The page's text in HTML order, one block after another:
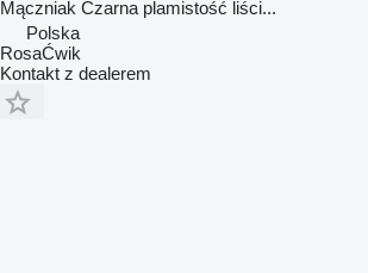
Mączniak Czarna plamistość liści...
Polska
RosaĆwik
Kontakt z dealerem